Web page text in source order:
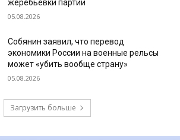
жеребьевки партий
05.08.2026
Собянин заявил, что перевод
экономики России на военные рельсы
может «убить вообще страну»
05.08.2026
Загрузить больше